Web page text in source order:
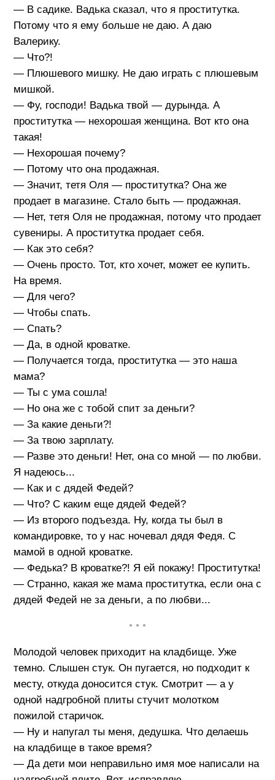
— В садике. Вадька сказал, что я проститутка.
Потому что я ему больше не даю. А даю
Валерику.
— Что?!
— Плюшевого мишку. Не даю играть с плюшевым
мишкой.
— Фу, господи! Вадька твой — дурында. А
проститутка — нехорошая женщина. Вот кто она
такая!
— Нехорошая почему?
— Потому что она продажная.
— Значит, тетя Оля — проститутка? Она же
продает в магазине. Стало быть — продажная.
— Нет, тетя Оля не продажная, потому что продает
сувениры. А проститутка продает себя.
— Как это себя?
— Очень просто. Тот, кто хочет, может ее купить.
На время.
— Для чего?
— Чтобы спать.
— Спать?
— Да, в одной кроватке.
— Получается тогда, проститутка — это наша
мама?
— Ты с ума сошла!
— Но она же с тобой спит за деньги?
— За какие деньги?!
— За твою зарплату.
— Разве это деньги! Нет, она со мной — по любви.
Я надеюсь...
— Как и с дядей Федей?
— Что? С каким еще дядей Федей?
— Из второго подъезда. Ну, когда ты был в
командировке, то у нас ночевал дядя Федя. С
мамой в одной кроватке.
— Федька? В кроватке?! Я ей покажу! Проститутка!
— Странно, какая же мама проститутка, если она с
дядей Федей не за деньги, а по любви...
• • •
Молодой человек приходит на кладбище. Уже
темно. Слышен стук. Он пугается, но подходит к
месту, откуда доносится стук. Смотрит — а у
одной надгробной плиты стучит молотком
пожилой старичок.
— Ну и напугал ты меня, дедушка. Что делаешь
на кладбище в такое время?
— Да дети мои неправильно имя мое написали на